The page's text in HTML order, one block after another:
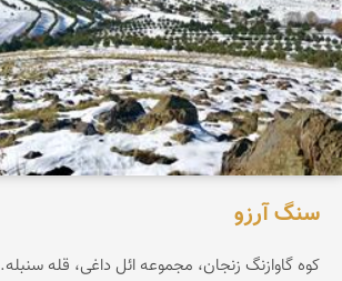
سنگ آرزو
کوه گاوازنگ زنجان، مجموعه ائل داغی، قله سنبله.